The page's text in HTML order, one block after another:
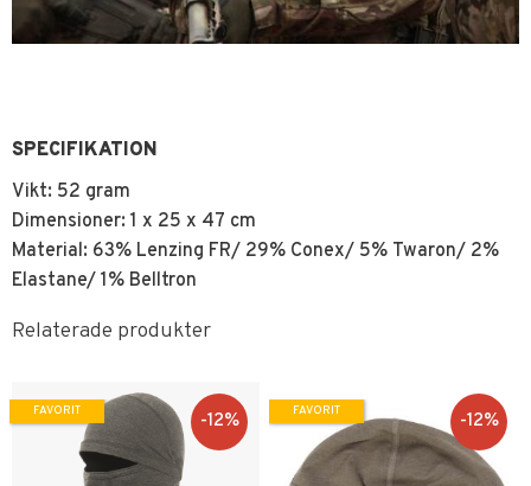
SPECIFIKATION
Vikt: 52 gram
Dimensioner: 1 x 25 x 47 cm
Material: 63% Lenzing FR/ 29% Conex/ 5% Twaron/ 2%
Elastane/ 1% Belltron
Relaterade produkter
12%
FAVORIT 12%
FAVORIT